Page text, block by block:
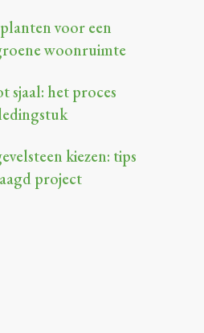
voor een
woonruimte
sjaal: het proces
kiezen: tips
project